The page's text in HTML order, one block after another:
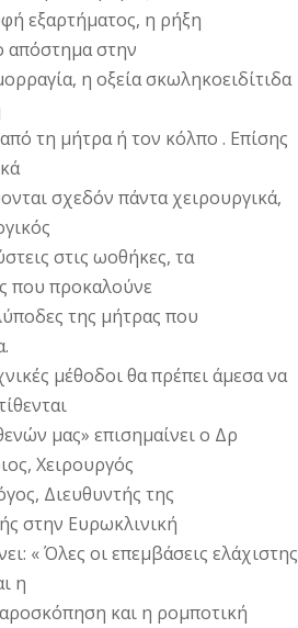
εξαρτήματος, η ρήξη
απόστημα στην
η οξεία σκωληκοειδίτιδα
τη μήτρα ή τον κόλπο . Επίσης
σχεδόν πάντα χειρουργικά,
στις ωοθήκες, τα
που προκαλούνε
της μήτρας που
μέθοδοι θα πρέπει άμεσα να
μας» επισημαίνει ο Δρ
Χειρουργός
Διευθυντής της
στην Ευρωκλινική
« Όλες οι επεμβάσεις ελάχιστης
η
και η ρομποτική